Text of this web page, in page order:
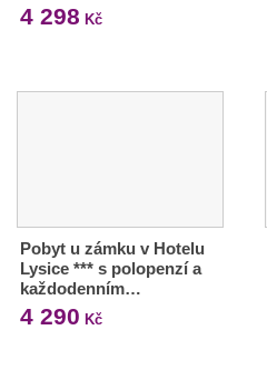
4 298 Kč
Pobyt u zámku v Hotelu
Lysice *** s polopenzí a
každodenním…
4 290 Kč